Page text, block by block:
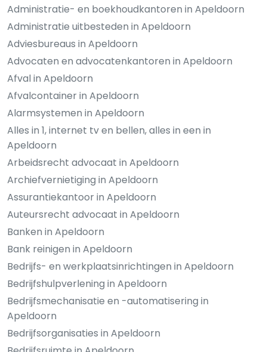
Administratie- en boekhoudkantoren in Apeldoorn
Administratie uitbesteden in Apeldoorn
Adviesbureaus in Apeldoorn
Advocaten en advocatenkantoren in Apeldoorn
Afval in Apeldoorn
Afvalcontainer in Apeldoorn
Alarmsystemen in Apeldoorn
Alles in 1, internet tv en bellen, alles in een in
Apeldoorn
Arbeidsrecht advocaat in Apeldoorn
Archiefvernietiging in Apeldoorn
Assurantiekantoor in Apeldoorn
Auteursrecht advocaat in Apeldoorn
Banken in Apeldoorn
Bank reinigen in Apeldoorn
Bedrijfs- en werkplaatsinrichtingen in Apeldoorn
Bedrijfshulpverlening in Apeldoorn
Bedrijfsmechanisatie en -automatisering in
Apeldoorn
Bedrijfsorganisaties in Apeldoorn